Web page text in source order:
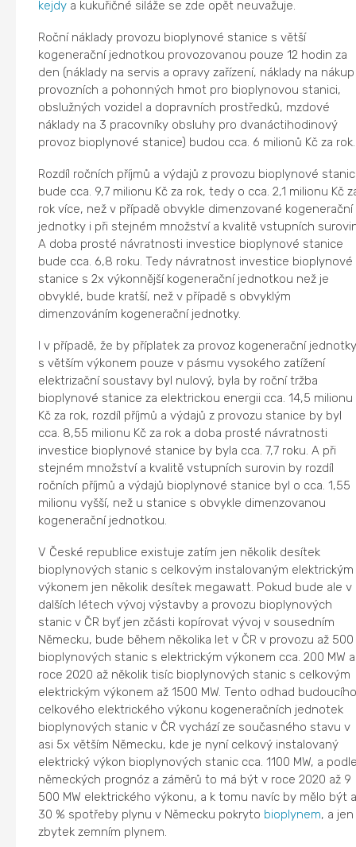
kejdy a kukuřičné siláže se zde opět neuvažuje.
Roční náklady provozu bioplynové stanice s větší
kogenerační jednotkou provozovanou pouze 12 hodin za
den (náklady na servis a opravy zařízení, náklady na nákup
provozních a pohonných hmot pro bioplynovou stanici,
obslužných vozidel a dopravních prostředků, mzdové
náklady na 3 pracovníky obsluhy pro dvanáctihodinový
provoz bioplynové stanice) budou cca. 6 milionů Kč za rok.
Rozdíl ročních příjmů a výdajů z provozu bioplynové
bude cca. 9,7 milionu Kč za rok, tedy o cca. 2,1 milionu Kč
rok více, než v případě obvykle dimenzované kogenerační
jednotky i při stejném množství a kvalitě vstupních
A doba prosté návratnosti investice bioplynové stanice
bude cca. 6,8 roku. Tedy návratnost investice bioplynové
stanice s 2x výkonnější kogenerační jednotkou než je
obvyklé, bude kratší, než v případě s obvyklým
dimenzováním kogenerační jednotky.
I v případě, že by příplatek za provoz kogenerační
s větším výkonem pouze v pásmu vysokého zatížení
elektrizační soustavy byl nulový, byla by roční tržba
bioplynové stanice za elektrickou energii cca. 14,5 milionu
Kč za rok, rozdíl příjmů a výdajů z provozu stanice by byl
cca. 8,55 milionu Kč za rok a doba prosté návratnosti
investice bioplynové stanice by byla cca. 7,7 roku. A při
stejném množství a kvalitě vstupních surovin by rozdíl
ročních příjmů a výdajů bioplynové stanice byl o cca. 1,55
milionu vyšší, než u stanice s obvykle dimenzovanou
kogenerační jednotkou.
V České republice existuje zatím jen několik desítek
bioplynových stanic s celkovým instalovaným elektrickým
výkonem jen několik desítek megawatt. Pokud bude ale v
dalších létech vývoj výstavby a provozu bioplynových
stanic v ČR byť jen zčásti kopírovat vývoj v sousedním
Německu, bude během několika let v ČR v provozu až 500
bioplynových stanic s elektrickým výkonem cca. 200 MW
roce 2020 až několik tisíc bioplynových stanic s celkovým
elektrickým výkonem až 1500 MW. Tento odhad
celkového elektrického výkonu kogeneračních jednotek
bioplynových stanic v ČR vychází ze současného stavu v
asi 5x větším Německu, kde je nyní celkový instalovaný
elektrický výkon bioplynových stanic cca. 1100 MW, a
německých prognóz a záměrů to má být v roce 2020 až 9
500 MW elektrického výkonu, a k tomu navíc by mělo být
30 % spotřeby plynu v Německu pokryto bioplynem, a jen
zbytek zemním plynem.